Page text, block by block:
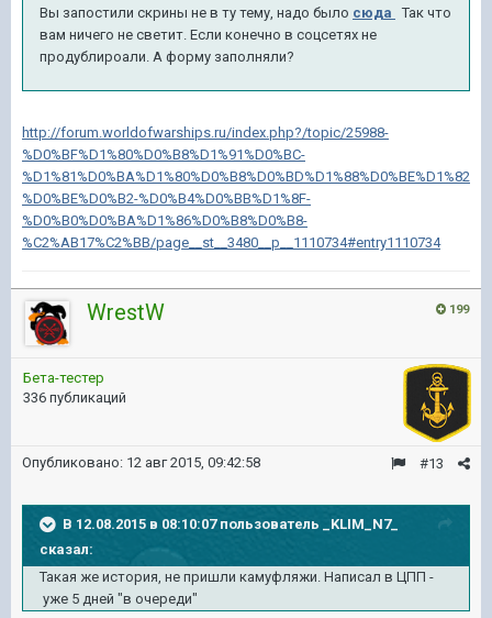
Вы запостили скрины не в ту тему, надо было сюда Так что
вам ничего не светит. Если конечно в соцсетях не
продублироали. А форму заполняли?
http://forum.worldofwarships.ru/index.php?/topic/25988-
%D0%BF%D1%80%D0%B8%D1%91%D0%BC-
%D1%81%D0%BA%D1%80%D0%B8%D0%BD%D1%88%D0%BE%D1%82
%D0%BE%D0%B2-%D0%B4%D0%BB%D1%8F-
%D0%B0%D0%BA%D1%86%D0%B8%D0%B8-
%C2%AB17%C2%BB/page__st__3480__p__1110734#entry1110734
199
WrestW
Бета-тестер
336 публикаций
#13
Опубликовано: 12 авг 2015, 09:42:58
В 12.08.2015 в 08:10:07 пользователь _KLIM_N7_
сказал:
Такая же история, не пришли камуфляжи. Написал в ЦПП -
уже 5 дней "в очереди"